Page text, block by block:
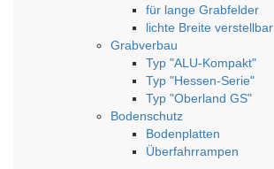
für lange Grabfelder
lichte Breite verstellbar
Grabverbau
Typ "ALU-Kompakt"
Typ "Hessen-Serie"
Typ "Oberland GS"
Bodenschutz
Bodenplatten
Überfahrrampen